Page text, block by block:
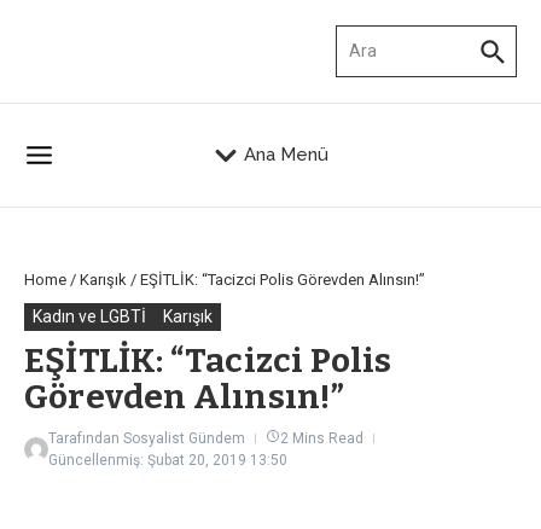
Ana Menü
Home / Karışık / EŞİTLİK: “Tacizci Polis Görevden Alınsın!”
Kadın ve LGBTİ Karışık
EŞİTLİK: “Tacizci Polis
Görevden Alınsın!”
Tarafından Sosyalist Gündem
2 Mins Read
Güncellenmiş: Şubat 20, 2019 13:50